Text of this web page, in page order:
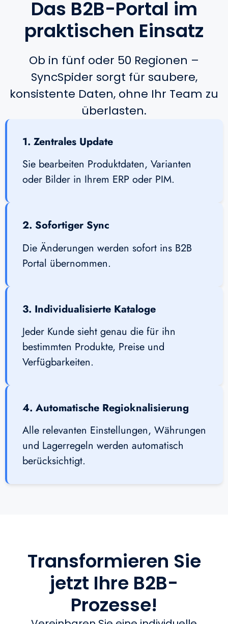
Das B2B-Portal im
praktischen Einsatz
Ob in fünf oder 50 Regionen –
SyncSpider sorgt für saubere,
konsistente Daten, ohne Ihr Team zu
überlasten.
1. Zentrales Update
Sie bearbeiten Produktdaten, Varianten
oder Bilder in Ihrem ERP oder PIM.
2. Sofortiger Sync
Die Änderungen werden sofort ins B2B
Portal übernommen.
3. Individualisierte Kataloge
Jeder Kunde sieht genau die für ihn
bestimmten Produkte, Preise und
Verfügbarkeiten.
4. Automatische Regioknalisierung
Alle relevanten Einstellungen, Währungen
und Lagerregeln werden automatisch
berücksichtigt.
Transformieren Sie
jetzt Ihre B2B-
Prozesse!